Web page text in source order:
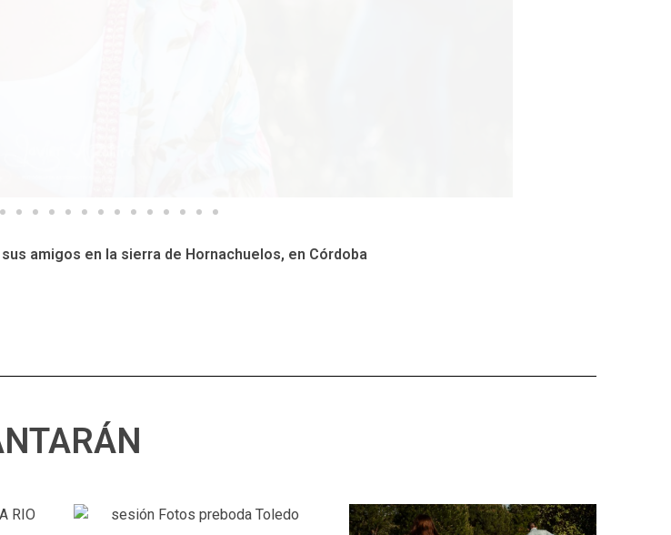
amigos en la sierra de Hornachuelos, en Córdoba